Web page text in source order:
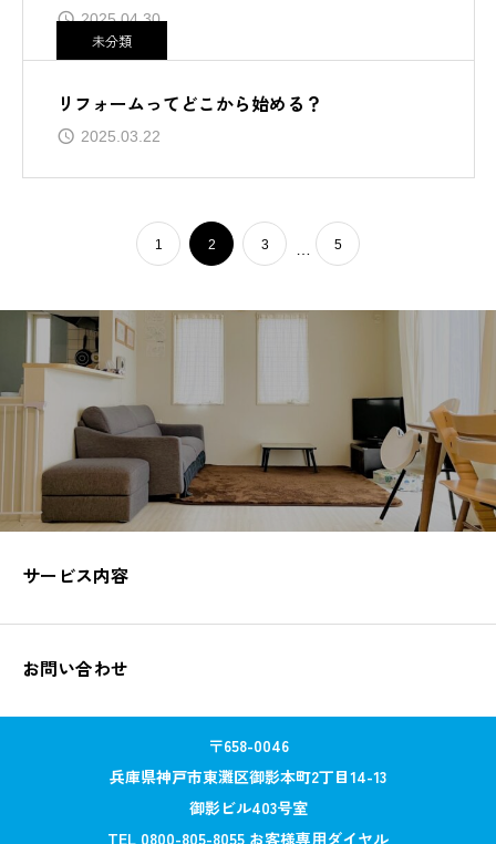
2025.04.30
未分類
リフォームってどこから始める？
2025.03.22
1 2 3 5
サービス内容
お問い合わせ
〒658-0046
兵庫県神戸市東灘区御影本町2丁目14-13
御影ビル403号室
TEL 0800-805-8055 お客様専⽤ダイヤル